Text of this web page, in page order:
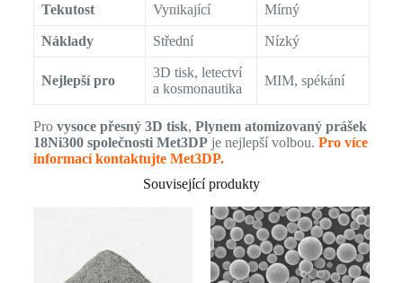
Tekutost Vynikající Mírný
Náklady Střední Nízký
Nejlepší pro
3D tisk, letectví
a kosmonautika
MIM, spékání
Pro vysoce přesný 3D tisk, Plynem atomizovaný prášek
18Ni300 společnosti Met3DPje nejlepší volbou. Pro více
informací kontaktujte Met3DP.
Související produkty